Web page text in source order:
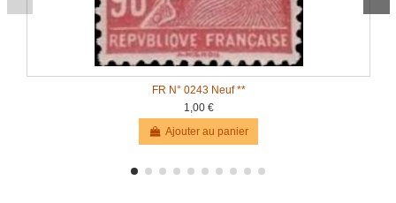
FR N° 0243 Neuf **
1,00 €
Ajouter au panier